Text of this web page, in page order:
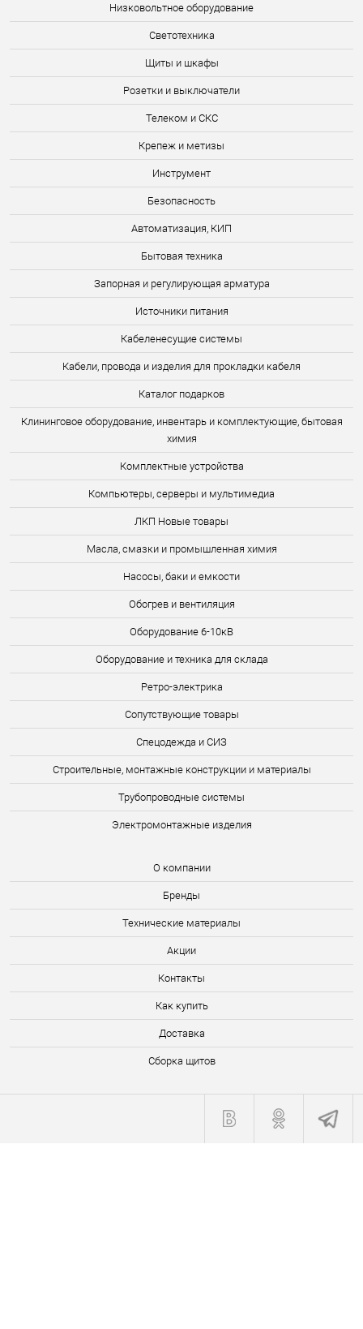
Низковольтное оборудование
Светотехника
Щиты и шкафы
Розетки и выключатели
Телеком и СКС
Крепеж и метизы
Инструмент
Безопасность
Автоматизация, КИП
Бытовая техника
Запорная и регулирующая арматура
Источники питания
Кабеленесущие системы
Кабели, провода и изделия для прокладки кабеля
Каталог подарков
Клининговое оборудование, инвентарь и комплектующие, бытовая
химия
Комплектные устройства
Компьютеры, серверы и мультимедиа
ЛКП Новые товары
Масла, смазки и промышленная химия
Насосы, баки и емкости
Обогрев и вентиляция
Оборудование 6-10кВ
Оборудование и техника для склада
Ретро-электрика
Сопутствующие товары
Спецодежда и СИЗ
Строительные, монтажные конструкции и материалы
Трубопроводные системы
Электромонтажные изделия
О компании
Бренды
Технические материалы
Акции
Контакты
Как купить
Доставка
Сборка щитов